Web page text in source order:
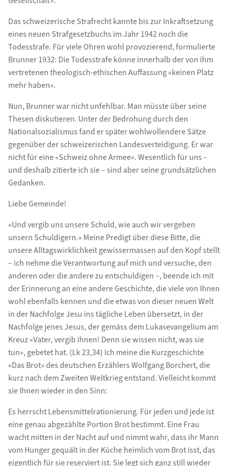
Das schweizerische Strafrecht kannte bis zur Inkraftsetzung
eines neuen Strafgesetzbuchs im Jahr 1942 noch die
Todesstrafe. Für viele Ohren wohl provozierend, formulierte
Brunner 1932: Die Todesstrafe könne innerhalb der von ihm
vertretenen theologisch-ethischen Auffassung «keinen Platz
mehr haben».
Nun, Brunner war nicht unfehlbar. Man müsste über seine
Thesen diskutieren. Unter der Bedrohung durch den
Nationalsozialismus fand er später wohlwollendere Sätze
gegenüber der schweizerischen Landesverteidigung. Er war
nicht für eine «Schweiz ohne Armee». Wesentlich für uns –
und deshalb zitierte ich sie – sind aber seine grundsätzlichen
Gedanken.
Liebe Gemeinde!
«Und vergib uns unsere Schuld, wie auch wir vergeben
unsern Schuldigern.» Meine Predigt über diese Bitte, die
unsere Alltagswirklichkeit gewissermassen auf den Kopf stellt
– ich nehme die Verantwortung auf mich und versuche, den
anderen oder die andere zu entschuldigen –, beende ich mit
der Erinnerung an eine andere Geschichte, die viele von Ihnen
wohl ebenfalls kennen und die etwas von dieser neuen Welt
in der Nachfolge Jesu ins tägliche Leben übersetzt, in der
Nachfolge jenes Jesus, der gemäss dem Lukasevangelium am
Kreuz «Vater, vergib ihnen! Denn sie wissen nicht, was sie
tun», gebetet hat. (Lk 23,34) Ich meine die Kurzgeschichte
«Das Brot» des deutschen Erzählers Wolfgang Borchert, die
kurz nach dem Zweiten Weltkrieg entstand. Vielleicht kommt
sie Ihnen wieder in den Sinn:
Es herrscht Lebensmittelrationierung. Für jeden und jede ist
eine genau abgezählte Portion Brot bestimmt. Eine Frau
wacht mitten in der Nacht auf und nimmt wahr, dass ihr Mann
vom Hunger gequält in der Küche heimlich vom Brot isst, das
eigentlich für sie reserviert ist. Sie legt sich ganz still wieder